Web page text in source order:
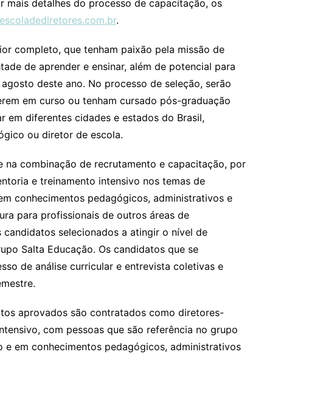
mais detalhes do processo de capacitação, os
.
completo, que tenham paixão pela missão de
de aprender e ensinar, além de potencial para
deste ano. No processo de seleção, serão
em curso ou tenham cursado pós-graduação
em diferentes cidades e estados do Brasil,
ou diretor de escola.
na combinação de recrutamento e capacitação, por
e treinamento intensivo nos temas de
conhecimentos pedagógicos, administrativos e
para profissionais de outros áreas de
selecionados a atingir o nível de
Salta Educação. Os candidatos que se
de análise curricular e entrevista coletivas e
aprovados são contratados como diretores-
com pessoas que são referência no grupo
em conhecimentos pedagógicos, administrativos